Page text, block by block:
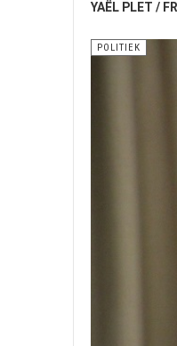
YAËL PLET /
POLITIEK